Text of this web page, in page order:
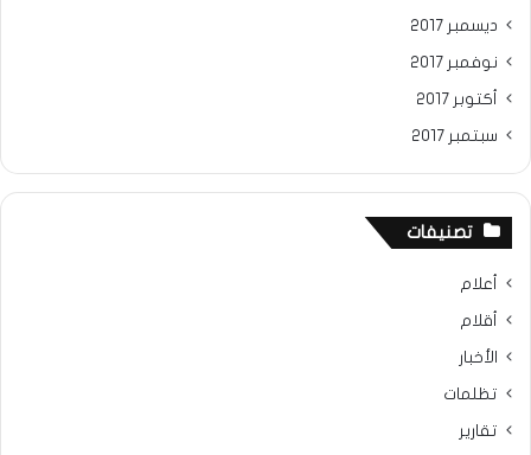
ديسمبر 2017
نوفمبر 2017
أكتوبر 2017
سبتمبر 2017
تصنيفات
أعلام
أقلام
الأخبار
تظلمات
تقارير